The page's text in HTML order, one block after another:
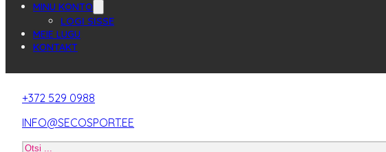
MINU KONTO
LOGI SISSE
MEIE LUGU
KONTAKT
+372 529 0988
INFO@SECOSPORT.EE
Otsi